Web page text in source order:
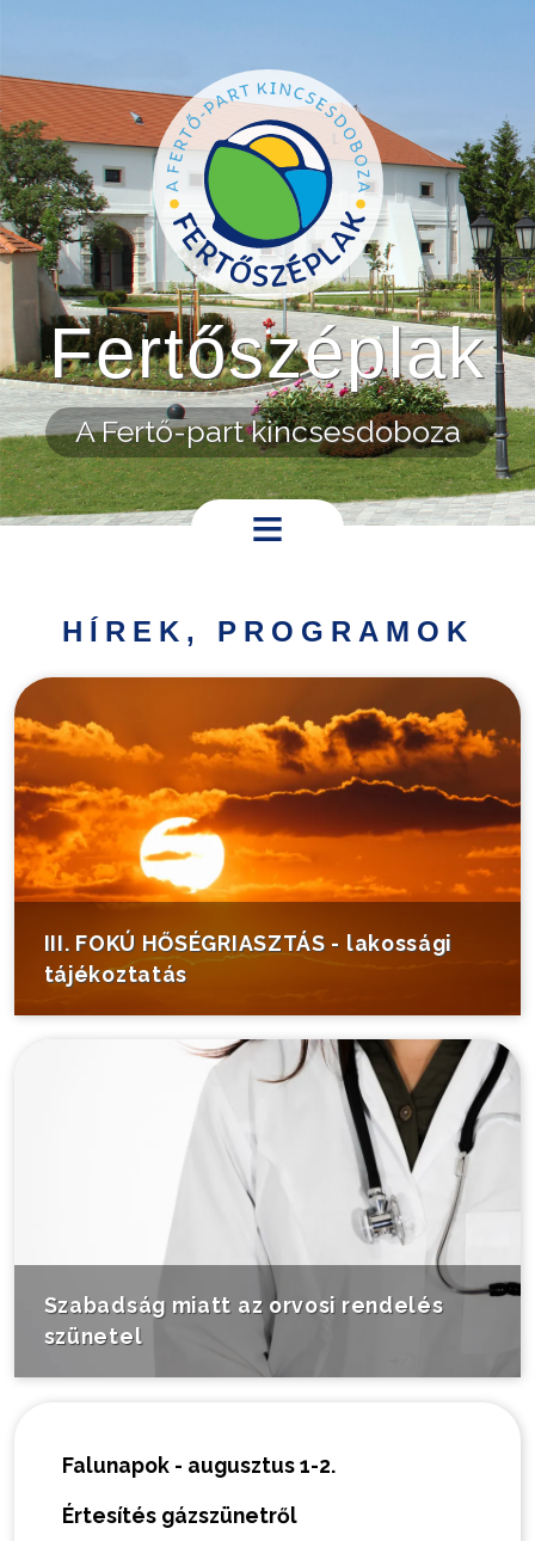
Fertőszéplak
A Fertő-part kincsesdoboza
Települési
Turistáknak
Pályázatok
Választás
HÍREK, PROGRAMOK
III. FOKÚ HŐSÉGRIASZTÁS - lakossági
tájékoztatás
Szabadság miatt az orvosi rendelés
szünetel
Falunapok - augusztus 1-2.
Értesítés gázszünetről